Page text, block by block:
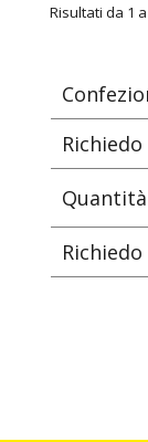
ARTICOLO
Risultati da 1